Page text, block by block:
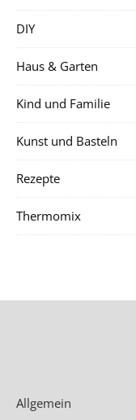
DIY
Haus & Garten
Kind und Familie
Kunst und Basteln
Rezepte
Thermomix
Allgemein